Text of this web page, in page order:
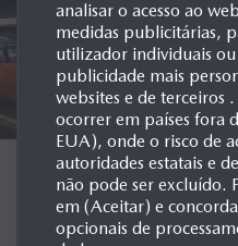
analisar o acesso ao
medidas publicitárias,
utilizador individuais
publicidade mais
websites e de terceiros
ocorrer em países fora
EUA), onde o risco de
autoridades estatais e
não pode ser excluído.
em (Aceitar) e
opcionais de